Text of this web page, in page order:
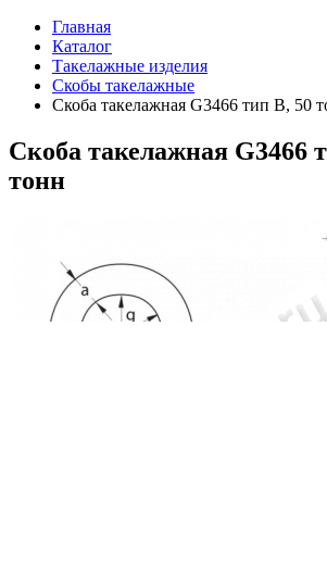
Главная
Каталог
Такелажные изделия
Скобы такелажные
Скоба такелажная G3466 тип B, 50
Скоба такелажная G3466
тонн